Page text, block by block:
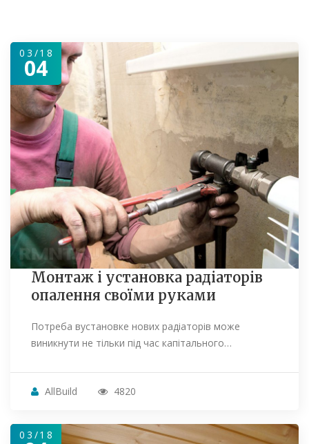
03/18
04
Монтаж і установка радіаторів
опалення своїми руками
Потреба вустановке нових радіаторів може
виникнути не тільки під час капітального…
AllBuild 4820
03/18